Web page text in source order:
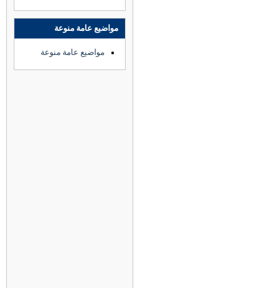
مواضيع عامة منوعة
مواضيع عامة منوعة